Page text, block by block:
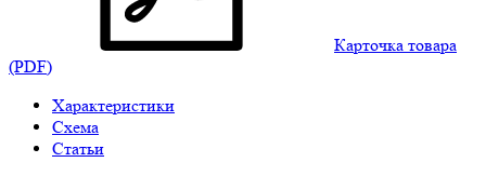
Карточка товара
(PDF)
Характеристики
Схема
Статьи